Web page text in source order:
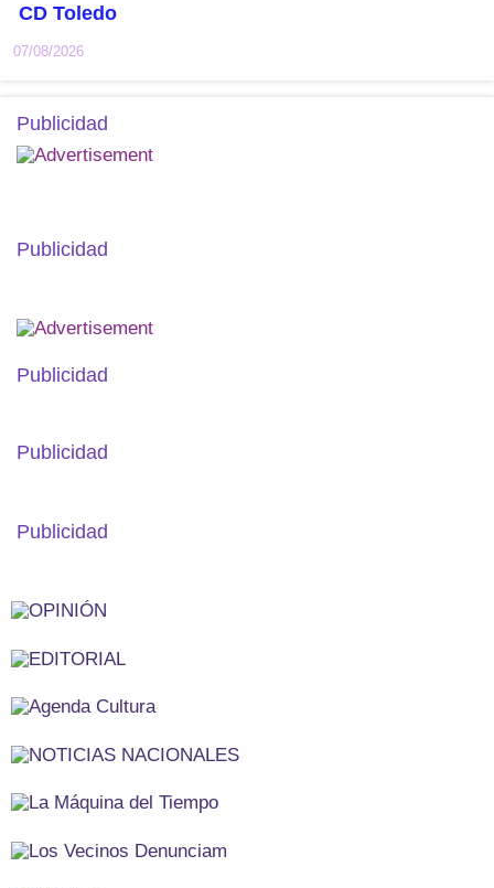
CD Toledo
07/08/2026
Publicidad
Publicidad
Publicidad
Publicidad
Publicidad